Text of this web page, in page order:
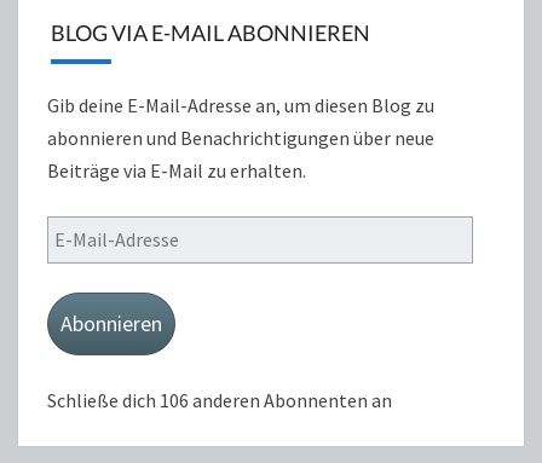
BLOG VIA E-MAIL ABONNIEREN
Gib deine E-Mail-Adresse an, um diesen Blog zu
abonnieren und Benachrichtigungen über neue
Beiträge via E-Mail zu erhalten.
E-
Mail-
Adresse
Abonnieren
Schließe dich 106 anderen Abonnenten an